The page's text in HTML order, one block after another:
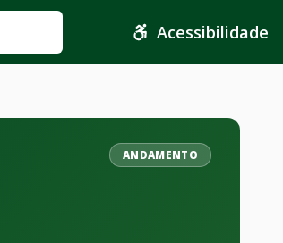
Acessibilidade
ANDAMENTO